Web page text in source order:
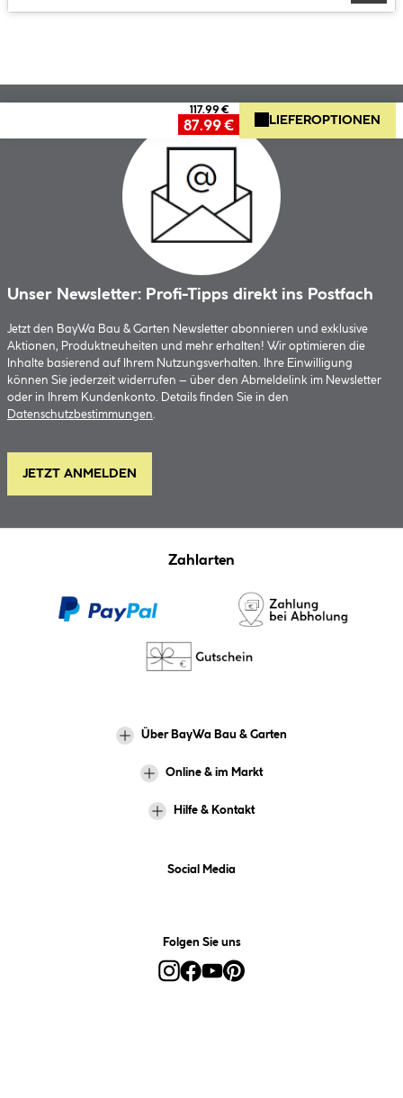
117.99 €
87.99 € LIEFEROPTIONEN
Unser Newsletter: Profi-Tipps direkt ins Postfach
Jetzt den BayWa Bau & Garten Newsletter abonnieren und exklusive
Aktionen, Produktneuheiten und mehr erhalten! Wir optimieren die
Inhalte basierend auf Ihrem Nutzungsverhalten. Ihre Einwilligung
können Sie jederzeit widerrufen – über den Abmeldelink im Newsletter
oder in Ihrem Kundenkonto. Details finden Sie in den
Datenschutzbestimmungen.
JETZT ANMELDEN
Zahlarten
Über BayWa Bau & Garten
Online & im Markt
Hilfe & Kontakt
Social Media
Folgen Sie uns